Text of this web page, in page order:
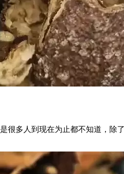
很多人到现在为止都不知道，除